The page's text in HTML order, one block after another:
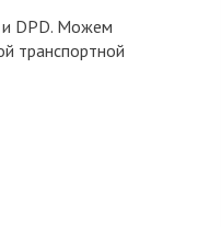
DPD. Можем
транспортной